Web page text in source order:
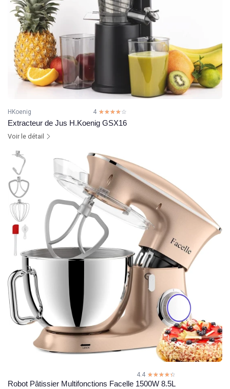
HKoenig 4 ☆☆☆☆☆
★★★★★
Extracteur de Jus H.Koenig GSX16
Voir le détail
4.4 ☆☆☆☆☆
★★★★★
Robot Pâtissier Multifonctions Facelle 1500W 8.5L